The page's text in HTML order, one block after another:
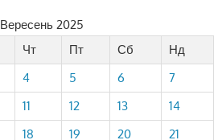
Вересень 2025
Чт Пт Сб
Нд
4 5 6
7
11 12 13
14
18 19 20
21